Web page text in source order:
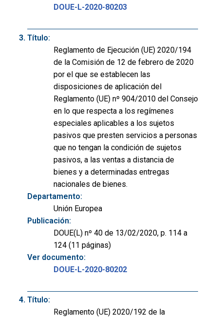
DOUE-L-2020-80203
Título:
Reglamento de Ejecución (UE) 2020/194
de la Comisión de 12 de febrero de 2020
por el que se establecen las
disposiciones de aplicación del
Reglamento (UE) nº 904/2010 del Consejo
en lo que respecta a los regímenes
especiales aplicables a los sujetos
pasivos que presten servicios a personas
que no tengan la condición de sujetos
pasivos, a las ventas a distancia de
bienes y a determinadas entregas
nacionales de bienes.
Departamento:
Unión Europea
Publicación:
DOUE(L) nº 40 de 13/02/2020, p. 114 a
124 (11 páginas)
Ver documento:
DOUE-L-2020-80202
Título:
Reglamento (UE) 2020/192 de la